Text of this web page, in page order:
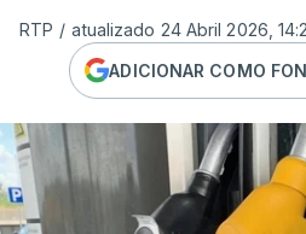
RTP / atualizado 24 Abril 2026,
ADICIONAR COMO